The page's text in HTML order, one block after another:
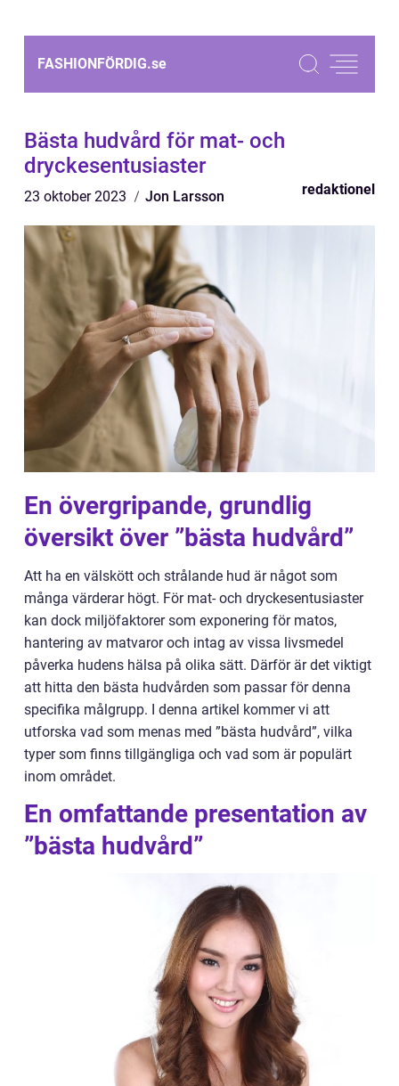
FASHIONFÖRDIG.se
Bästa hudvård för mat- och
dryckesentusiaster
23 oktober 2023 Jon Larsson redaktionel
En övergripande, grundlig
översikt över ”bästa hudvård”
Att ha en välskött och strålande hud är något som
många värderar högt. För mat- och dryckesentusiaster
kan dock miljöfaktorer som exponering för matos,
hantering av matvaror och intag av vissa livsmedel
påverka hudens hälsa på olika sätt. Därför är det viktigt
att hitta den bästa hudvården som passar för denna
specifika målgrupp. I denna artikel kommer vi att
utforska vad som menas med ”bästa hudvård”, vilka
typer som finns tillgängliga och vad som är populärt
inom området.
En omfattande presentation av
”bästa hudvård”